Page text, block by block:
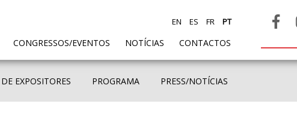
CONGRESSOS/EVENTOS NOTÍCIAS CONTACTOS
EN ES FR PT
EXPOSITORES PROGRAMA PRESS/NOTÍCIAS